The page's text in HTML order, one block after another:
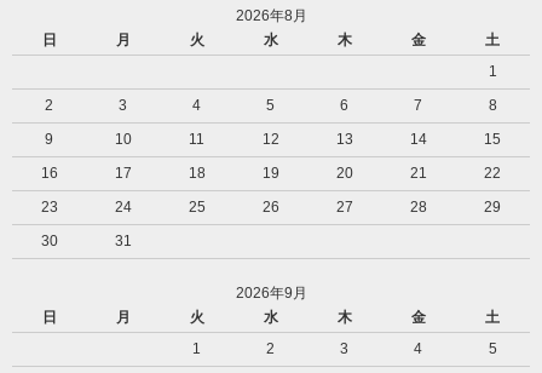
2026年8月
日
月 火 水 木 金
土
1
2
3 4 5 6 7
8
9
10 11 12 13 14
15
16
17 18 19 20 21
22
23
24 25 26 27 28
29
30
31
2026年9月
日
月 火 水 木 金
土
1
2 3 4
5